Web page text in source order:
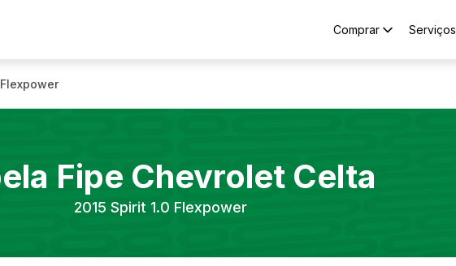
Comprar Serviços
Fipe Chevrolet Celta
2015 Spirit 1.0 Flexpower